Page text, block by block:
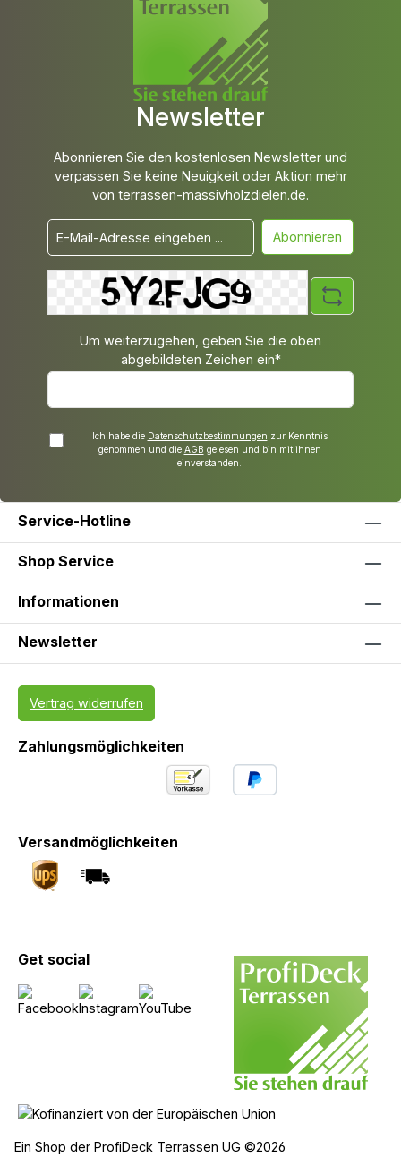
Newsletter
Abonnieren Sie den kostenlosen Newsletter und
verpassen Sie keine Neuigkeit oder Aktion mehr
von terrassen-massivholzdielen.de.
Abonnieren
Um weiterzugehen, geben Sie die oben
abgebildeten Zeichen ein*
Ich habe die Datenschutzbestimmungen zur Kenntnis
genommen und die AGB gelesen und bin mit ihnen
einverstanden.
Service-Hotline
Shop Service
Informationen
Newsletter
Vertrag widerrufen
Zahlungsmöglichkeiten
Versandmöglichkeiten
Get social
Ein Shop der ProfiDeck Terrassen UG ©2026